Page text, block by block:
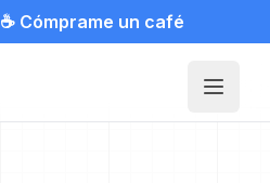
☕ Cómprame un café